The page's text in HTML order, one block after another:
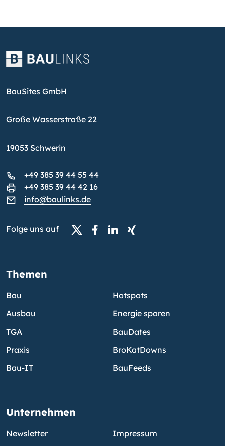
BauSites GmbH
Große Wasserstraße 22
19053 Schwerin
+49 385 39 44 55 44
+49 385 39 44 42 16
info@baulinks.de
Folge uns auf
Themen
Bau
Ausbau
TGA
Praxis
Bau-IT
Hotspots
Energie sparen
BauDates
BroKatDowns
BauFeeds
Unternehmen
Newsletter Impressum